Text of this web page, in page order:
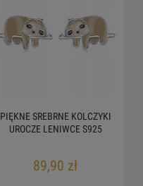
PIĘKNE SREBRNE KOLCZYKI
UROCZE LENIWCE S925
89,90 zł